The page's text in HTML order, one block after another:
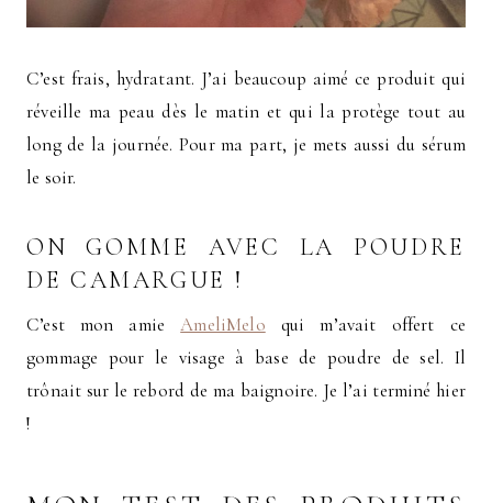
C’est frais, hydratant. J’ai beaucoup aimé ce produit qui
réveille ma peau dès le matin et qui la protège tout au
long de la journée. Pour ma part, je mets aussi du sérum
le soir.
ON GOMME AVEC LA POUDRE
DE CAMARGUE !
C’est mon amieAmeliMelo qui m’avait offert ce
gommage pour le visage à base de poudre de sel. Il
trônait sur le rebord de ma baignoire. Je l’ai terminé hier
!